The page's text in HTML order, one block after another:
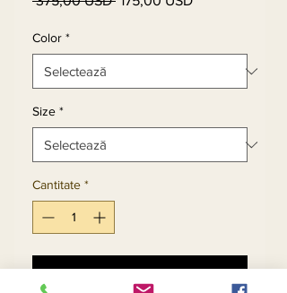
Color *
Size *
Cantitate *
Adaugă în coș